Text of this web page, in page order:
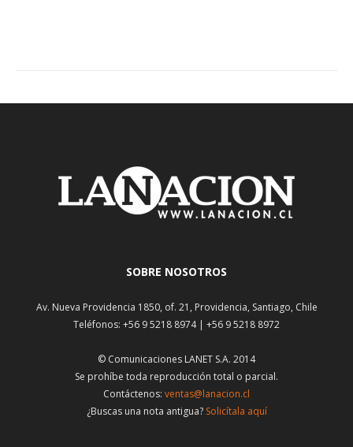
SOBRE NOSOTROS
Av. Nueva Providencia 1850, of. 21, Providencia, Santiago, Chile
Teléfonos: +56 9 5218 8974 | +56 9 5218 8972
© Comunicaciones LANET S.A. 2014
Se prohíbe toda reproducción total o parcial.
Contáctenos: ventas@lanacion.cl
¿Buscas una nota antigua? Solicítala aquí